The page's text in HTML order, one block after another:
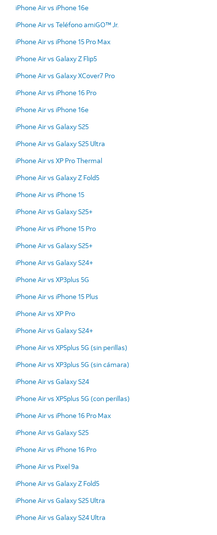
iPhone Air vs iPhone 16e
iPhone Air vs Teléfono amiGO™ Jr.
iPhone Air vs iPhone 15 Pro Max
iPhone Air vs Galaxy Z Flip5
iPhone Air vs Galaxy XCover7 Pro
iPhone Air vs iPhone 16 Pro
iPhone Air vs iPhone 16e
iPhone Air vs Galaxy S25
iPhone Air vs Galaxy S25 Ultra
iPhone Air vs XP Pro Thermal
iPhone Air vs Galaxy Z Fold5
iPhone Air vs iPhone 15
iPhone Air vs Galaxy S25+
iPhone Air vs iPhone 15 Pro
iPhone Air vs Galaxy S25+
iPhone Air vs Galaxy S24+
iPhone Air vs XP3plus 5G
iPhone Air vs iPhone 15 Plus
iPhone Air vs XP Pro
iPhone Air vs Galaxy S24+
iPhone Air vs XP5plus 5G (sin perillas)
iPhone Air vs XP3plus 5G (sin cámara)
iPhone Air vs Galaxy S24
iPhone Air vs XP5plus 5G (con perillas)
iPhone Air vs iPhone 16 Pro Max
iPhone Air vs Galaxy S25
iPhone Air vs iPhone 16 Pro
iPhone Air vs Pixel 9a
iPhone Air vs Galaxy Z Fold5
iPhone Air vs Galaxy S25 Ultra
iPhone Air vs Galaxy S24 Ultra